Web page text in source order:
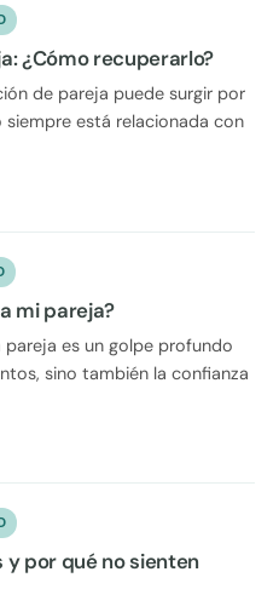
¿Cómo recuperarlo?
de pareja puede surgir por
siempre está relacionada con
mi pareja?
pareja es un golpe profundo
sino también la confianza
y por qué no sienten